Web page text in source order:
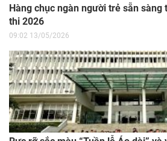
Hàng chục ngàn người trẻ sẵn sàng
thi 2026
09:02 13/05/2026